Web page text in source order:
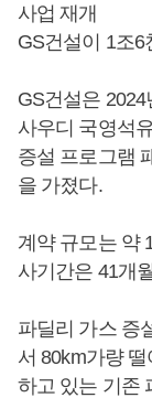
사업 재개
GS건설이 1조6
GS건설은
사우디 국영석
증설 프로그램
을 가졌다.
계약 규모는 약
사기간은 41개
파딜리 가스 증
서 80km가량
하고 있는 기존